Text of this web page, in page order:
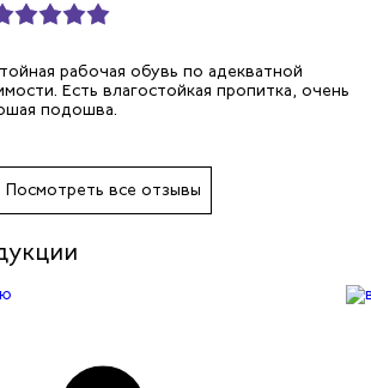
рабочая обувь по адекватной
Есть влагостойкая пропитка, очень
подошва.
Посмотреть все отзывы